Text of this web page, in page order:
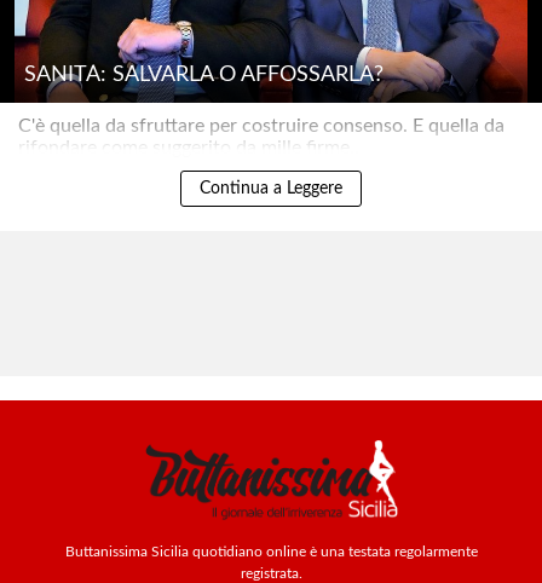
SANITÀ: SALVARLA O AFFOSSARLA?
C'è quella da sfruttare per costruire consenso. E quella da
rifondare come suggerito da mille firme..
Continua a Leggere
Buttanissima Sicilia quotidiano online è una testata regolarmente
registrata.